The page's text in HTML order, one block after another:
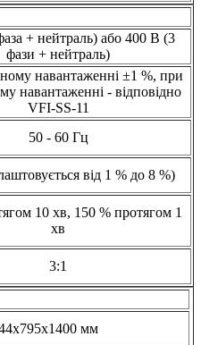
+ нейтраль) або 400 В (3
фази + нейтраль)
навантаженні ±1 %, при
навантаженні - відповідно
VFI-SS-11
50 - 60 Гц
від 1 % до 8 %)
10 хв, 150 % протягом 1
хв
3:1
мм